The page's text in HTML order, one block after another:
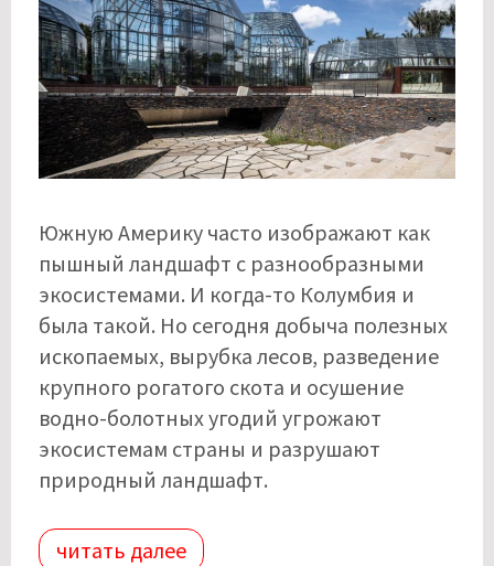
Южную Америку часто изображают как
пышный ландшафт с разнообразными
экосистемами. И когда-то Колумбия и
была такой. Но сегодня добыча полезных
ископаемых, вырубка лесов, разведение
крупного рогатого скота и осушение
водно-болотных угодий угрожают
экосистемам страны и разрушают
природный ландшафт.
читать далее